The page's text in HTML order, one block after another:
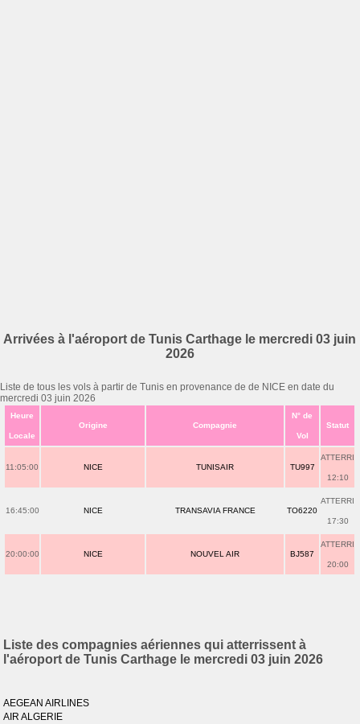
Arrivées à l'aéroport de Tunis Carthage le mercredi 03 juin
2026
Liste de tous les vols à partir de Tunis en provenance de de NICE en date du
mercredi 03 juin 2026
Heure
Locale
Origine Compagnie
N° de
Vol
Statut
11:05:00 NICE TUNISAIR TU997
ATTERRI
12:10
16:45:00 NICE TRANSAVIA FRANCE TO6220
ATTERRI
17:30
20:00:00 NICE NOUVEL AIR BJ587
ATTERRI
20:00
Liste des compagnies aériennes qui atterrissent à
l'aéroport de Tunis Carthage le mercredi 03 juin 2026
AEGEAN AIRLINES
AIR ALGERIE